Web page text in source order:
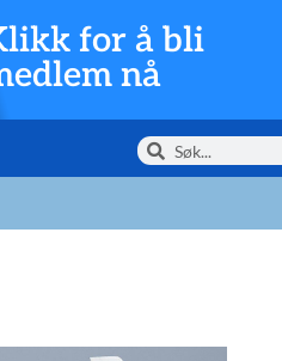
for å bli
nå